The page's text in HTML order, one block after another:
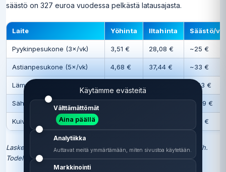
säästö on 327 euroa vuodessa pelkästä latausajasta.
Laite Yöhinta Iltahinta Säästö/
Pyykinpesukone (3×/vk) 3,51 € 28,08 € ~25 €
Astianpesukone (5×/vk) 4,68 € 37,44 € ~33 €
Lämminvesivaraaja 150 L ~153 €
Sähköauto (3×/vk, 20 kWh) ~339 €
Kuivausrumpu (3×/vk) ~37 €
Laskennassa käytetty yöhinta 1,5 snt/kWh ja iltahinta 12 snt/kWh.
Todellinen hintaero vaihtelee päivittäin.
Käytämme evästeitä
Välttämättömät
Aina päällä
Analytiikka
Auttavat meitä ymmärtämään, miten sivustoa käytetään.
Markkinointi